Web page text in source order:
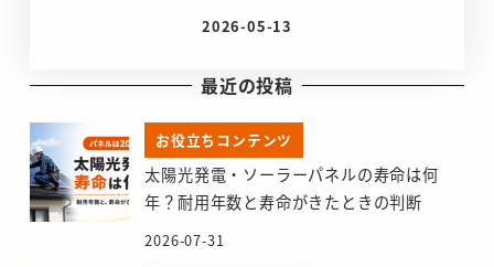
投稿日
2026-05-13
最近の投稿
お役立ちコンテンツ
太陽光発電・ソーラーパネルの寿命は何
年？耐用年数と寿命がきたときの判断
2026-07-31